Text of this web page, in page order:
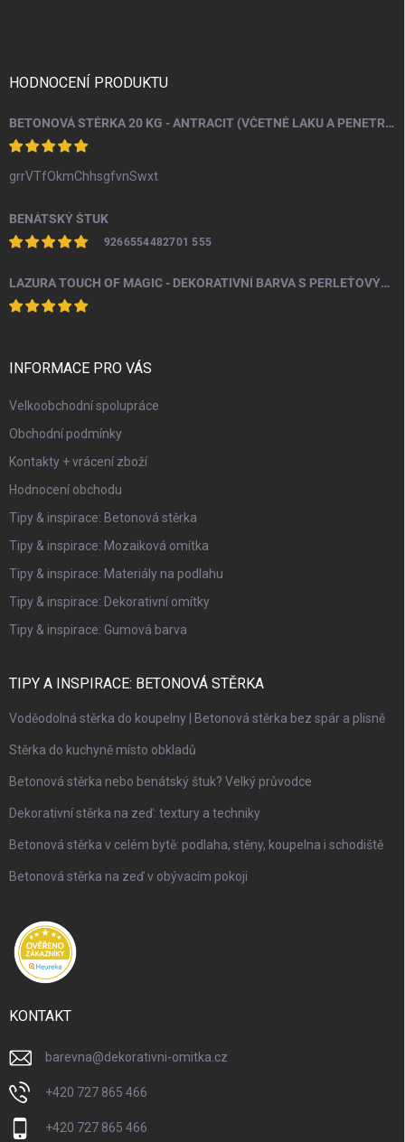
HODNOCENÍ PRODUKTU
BETONOVÁ STĚRKA 20 KG - ANTRACIT (VČETNĚ LAKU A PENETRACE)
grrVTfOkmChhsgfvnSwxt
BENÁTSKÝ ŠTUK
9266554482701 555
LAZURA TOUCH OF MAGIC - DEKORATIVNÍ BARVA S PERLEŤOVÝM EFEKTEM 100 ML
INFORMACE PRO VÁS
Velkoobchodní spolupráce
Obchodní podmínky
Kontakty + vrácení zboží
Hodnocení obchodu
Tipy & inspirace: Betonová stěrka
Tipy & inspirace: Mozaiková omítka
Tipy & inspirace: Materiály na podlahu
Tipy & inspirace: Dekorativní omítky
Tipy & inspirace: Gumová barva
TIPY A INSPIRACE: BETONOVÁ STĚRKA
Voděodolná stěrka do koupelny | Betonová stěrka bez spár a plísně
Stěrka do kuchyně místo obkladů
Betonová stěrka nebo benátský štuk? Velký průvodce
Dekorativní stěrka na zeď: textury a techniky
Betonová stěrka v celém bytě: podlaha, stěny, koupelna i schodiště
Betonová stěrka na zeď v obývacím pokoji
KONTAKT
barevna@dekorativni-omitka.cz
+420 727 865 466
+420 727 865 466